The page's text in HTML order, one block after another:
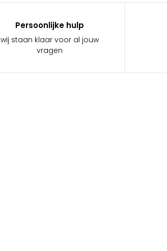
Persoonlijke hulp
wij staan klaar voor al jouw
vragen